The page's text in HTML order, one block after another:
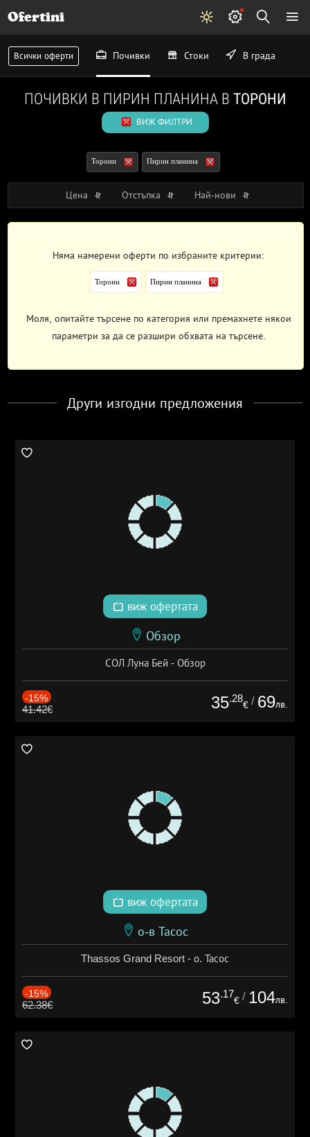
Ofertini
Всички оферти Почивки Стоки В града
ПОЧИВКИ В ПИРИН ПЛАНИНА В ТОРОНИ
ВИЖ ФИЛТРИ
Торони Пирин планина
Цена Отстъпка Най-нови
Няма намерени оферти по избраните критерии:
Торони Пирин планина
Моля, опитайте търсене по категория или премахнете някои
параметри за да се разшири обхвата на търсене.
Други изгодни предложения
виж офертата
Обзор
СОЛ Луна Бей - Обзор
-15%
41.42€ 35.28
€ / 69лв.
виж офертата
о-в Тасос
Thassos Grand Resort - о. Тасос
-15%
62.38€ 53.17
€ / 104лв.